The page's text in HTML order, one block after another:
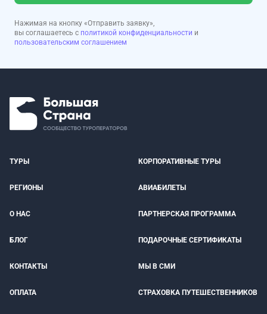
Нажимая на кнопку «Отправить заявку»,
вы соглашаетесь с политикой конфиденциальности и
пользовательским соглашением
ТУРЫ КОРПОРАТИВНЫЕ ТУРЫ
РЕГИОНЫ АВИАБИЛЕТЫ
О НАС ПАРТНЕРСКАЯ ПРОГРАММА
БЛОГ ПОДАРОЧНЫЕ СЕРТИФИКАТЫ
КОНТАКТЫ МЫ В СМИ
ОПЛАТА СТРАХОВКА ПУТЕШЕСТВЕННИКОВ